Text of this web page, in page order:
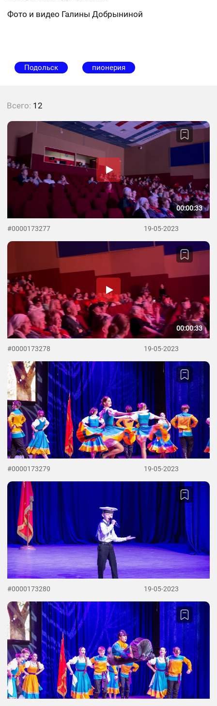
Фото и видео Галины Добрыниной
Подольск пионерия
Всего: 12
00:00:33
#0000173277 19-05-2023
00:00:33
#0000173278 19-05-2023
#0000173279 19-05-2023
#0000173280 19-05-2023